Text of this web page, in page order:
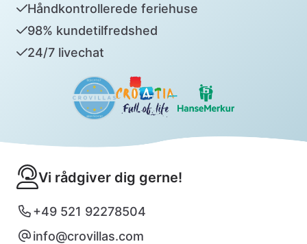
Håndkontrollerede feriehuse
98% kundetilfredshed
24/7 livechat
Vi rådgiver dig gerne!
+49 521 92278504
info@crovillas.com